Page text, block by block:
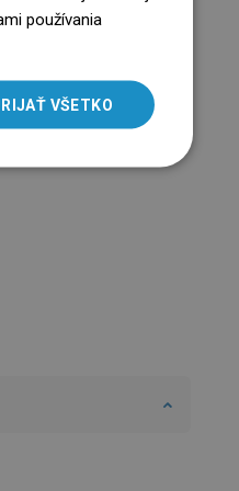
LITHUANIAN
ROMANIAN
používania
VŠETKO